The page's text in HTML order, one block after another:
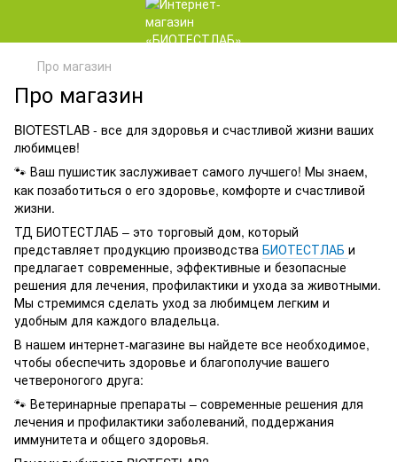
Про магазин
Про магазин
BIOTESTLAB - все для здоровья и счастливой жизни ваших
любимцев!
🐾 Ваш пушистик заслуживает самого лучшего! Мы знаем,
как позаботиться о его здоровье, комфорте и счастливой
жизни.
ТД БИОТЕСТЛАБ – это торговый дом, который
представляет продукцию производства БИОТЕСТЛАБ и
предлагает современные, эффективные и безопасные
решения для лечения, профилактики и ухода за животными.
Мы стремимся сделать уход за любимцем легким и
удобным для каждого владельца.
В нашем интернет-магазине вы найдете все необходимое,
чтобы обеспечить здоровье и благополучие вашего
четвероногого друга:
🐾 Ветеринарные препараты – современные решения для
лечения и профилактики заболеваний, поддержания
иммунитета и общего здоровья.